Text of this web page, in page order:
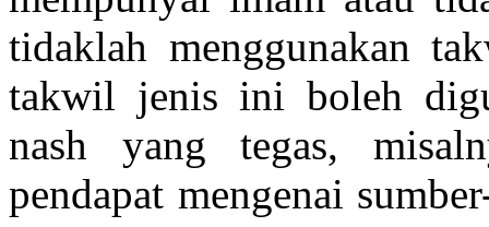
tidaklah menggunakan
takwil jenis ini boleh
nash yang tegas,
pendapat mengenai